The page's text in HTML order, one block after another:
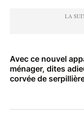
Avec ce nouvel
ménager, dites
corvée de